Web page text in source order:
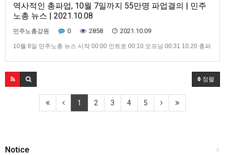
역사적인 총파업, 10월 7일까지 55만명 파업결의 | 민주
노총 뉴스 | 2021.10.08
민주노총강원 0 2858 2021.10.09
10월 8일 민주노총 뉴스 시작 00:00 인트로 00:10 오프닝 00:31 10.20 총파
회 열려 07:21 클로징 : “스타벅스파트너는 일회용소모품이 아닙니다”
정렬
1 2 3 4 5
+
Notice